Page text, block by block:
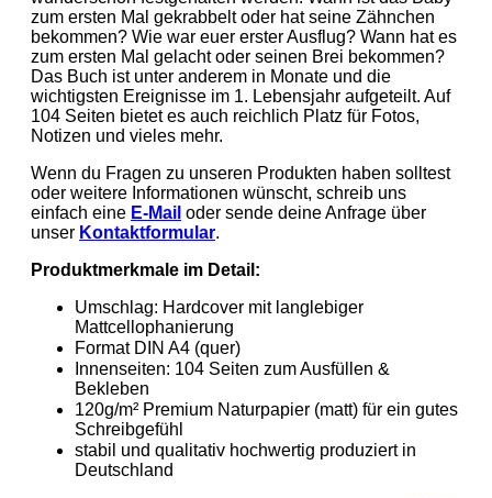
zum ersten Mal gekrabbelt oder hat seine Zähnchen
bekommen? Wie war euer erster Ausflug? Wann hat es
zum ersten Mal gelacht oder seinen Brei bekommen?
Das Buch ist unter anderem in Monate und die
wichtigsten Ereignisse im 1. Lebensjahr aufgeteilt. Auf
104 Seiten bietet es auch reichlich Platz für Fotos,
Notizen und vieles mehr.
Wenn du Fragen zu unseren Produkten haben solltest
oder weitere Informationen wünscht, schreib uns
einfach eine E-Mail oder sende deine Anfrage über
unser Kontaktformular.
Produktmerkmale im Detail:
Umschlag: Hardcover mit langlebiger
Mattcellophanierung
Format DIN A4 (quer)
Innenseiten: 104 Seiten zum Ausfüllen &
Bekleben
120g/m² Premium Naturpapier (matt) für ein gutes
Schreibgefühl
stabil und qualitativ hochwertig produziert in
Deutschland